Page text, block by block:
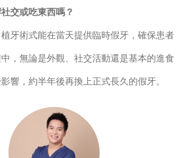
交或吃東西嗎？
牙術式能在當天提供臨時假牙，確保患者
，無論是外觀、社交活動還是基本的進食
響，約半年後再換上正式長久的假牙。